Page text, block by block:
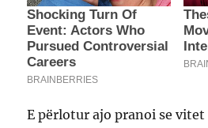
E përlotur ajo pranoi se